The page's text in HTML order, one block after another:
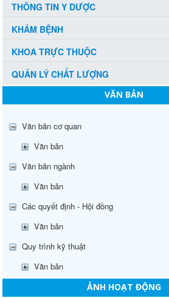
THÔNG TIN Y DƯỢC
KHÁM BỆNH
KHOA TRỰC THUỘC
QUẢN LÝ CHẤT LƯỢNG
VĂN BẢN
Văn bản cơ quan
Văn bản
Văn bản ngành
Văn bản
Các quyết định - Hội đồng
Văn bản
Quy trình kỹ thuật
Văn bản
ẢNH HOẠT ĐỘNG